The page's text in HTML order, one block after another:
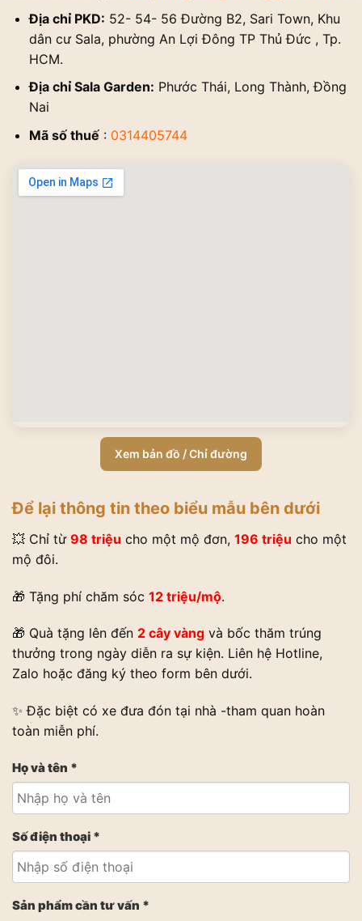
Địa chỉ PKD: 52- 54- 56 Đường B2, Sari Town, Khu
dân cư Sala, phường An Lợi Đông TP Thủ Đức , Tp.
HCM.
Địa chỉ Sala Garden: Phước Thái, Long Thành, Đồng
Nai
Mã số thuế: 0314405744
Xem bản đồ / Chỉ đường
Để lại thông tin theo biểu mẫu bên dưới
💥 Chỉ từ 98 triệu cho một mộ đơn, 196 triệu cho một
mộ đôi.
🎁 Tặng phí chăm sóc 12 triệu/mộ.
🎁 Quà tặng lên đến 2 cây vàng và bốc thăm trúng
thưởng trong ngày diễn ra sự kiện. Liên hệ Hotline,
Zalo hoặc đăng ký theo form bên dưới.
✨ Đặc biệt có xe đưa đón tại nhà -tham quan hoàn
toàn miễn phí.
Họ và tên *
Số điện thoại *
Sản phẩm cần tư vấn *